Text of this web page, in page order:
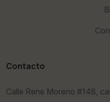
Contacto
Calle Rene Moreno #148,